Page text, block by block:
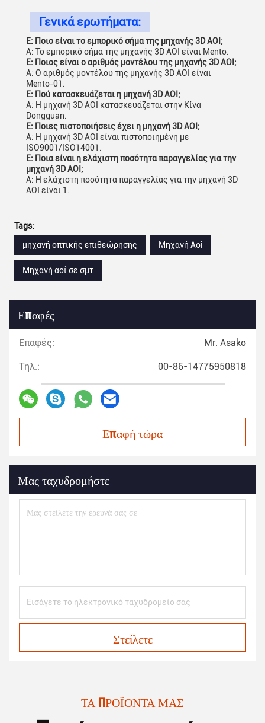
Γενικά ερωτήματα:
Ε: Ποιο είναι το εμπορικό σήμα της μηχανής 3D AOI;
Α: Το εμπορικό σήμα της μηχανής 3D AOI είναι Mento.
Ε: Ποιος είναι ο αριθμός μοντέλου της μηχανής 3D AOI;
Α: Ο αριθμός μοντέλου της μηχανής 3D AOI είναι
Mento-01.
Ε: Πού κατασκευάζεται η μηχανή 3D AOI;
Α: Η μηχανή 3D AOI κατασκευάζεται στην Κίνα
Dongguan.
Ε: Ποιες πιστοποιήσεις έχει η μηχανή 3D AOI;
Α: Η μηχανή 3D AOI είναι πιστοποιημένη με
ISO9001/ISO14001.
Ε: Ποια είναι η ελάχιστη ποσότητα παραγγελίας για την
μηχανή 3D AOI;
Α: Η ελάχιστη ποσότητα παραγγελίας για την μηχανή 3D
AOI είναι 1.
Tags:
μηχανή οπτικής επιθεώρησης
Μηχανή Aoi
Μηχανή αοΐ σε σμτ
Επαφές
Επαφές: Mr. Asako
Τηλ.: 00-86-14775950818
Επαφή τώρα
Μας ταχυδρομήστε
Στείλετε
ΤΑ ΠΡΟΪΌΝΤΑ ΜΑΣ